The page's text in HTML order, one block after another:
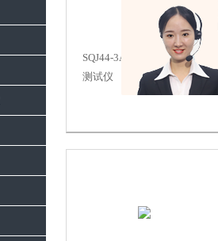
SQJ44-3A变压器直流电阻
测试仪